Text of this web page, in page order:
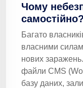
Чому
самостійно?
Багато
власними
нових
файли CMS
базу даних,